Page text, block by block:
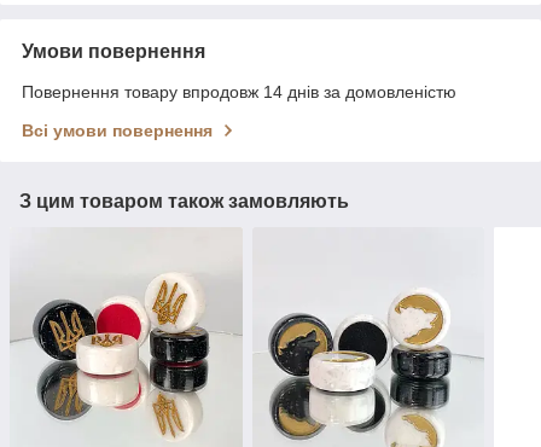
Умови повернення
Повернення товару впродовж 14 днів за домовленістю
Всі умови повернення
З цим товаром також замовляють